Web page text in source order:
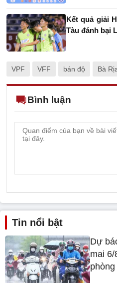
Kết quả giải
Tàu đánh bại
VPF VFF bán độ Bà
Bình luận
Tin nổi bật
Dự
mai